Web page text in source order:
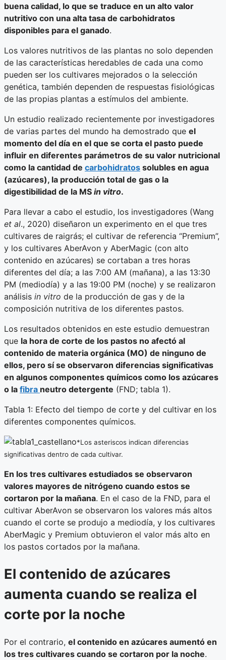
buena calidad, lo que se traduce en un alto valor
nutritivo con una alta tasa de carbohidratos
disponibles para el ganado.
Los valores nutritivos de las plantas no solo dependen
de las características heredables de cada una como
pueden ser los cultivares mejorados o la selección
genética, también dependen de respuestas fisiológicas
de las propias plantas a estímulos del ambiente.
Un estudio realizado recientemente por investigadores
de varias partes del mundo ha demostrado que el
momento del día en el que se corta el pasto puede
influir en diferentes parámetros de su valor nutricional
como la cantidad de carbohidratos solubles en agua
(azúcares), la producción total de gas o la
digestibilidad de la MS in vitro.
Para llevar a cabo el estudio, los investigadores (Wang
et al., 2020) diseñaron un experimento en el que tres
cultivares de raigrás; el cultivar de referencia “Premium”,
y los cultivares AberAvon y AberMagic (con alto
contenido en azúcares) se cortaban a tres horas
diferentes del día; a las 7:00 AM (mañana), a las 13:30
PM (mediodía) y a las 19:00 PM (noche) y se realizaron
análisis in vitro de la producción de gas y de la
composición nutritiva de los diferentes pastos.
Los resultados obtenidos en este estudio demuestran
que la hora de corte de los pastos no afectó al
contenido de materia orgánica (MO) de ninguno de
ellos, pero sí se observaron diferencias significativas
en algunos componentes químicos como los azúcares
o la fibra neutro detergente (FND; tabla 1).
Tabla 1: Efecto del tiempo de corte y del cultivar en los
diferentes componentes químicos.
*Los asteriscos indican diferencias
significativas dentro de cada cultivar.
En los tres cultivares estudiados se observaron
valores mayores de nitrógeno cuando estos se
cortaron por la mañana. En el caso de la FND, para el
cultivar AberAvon se observaron los valores más altos
cuando el corte se produjo a mediodía, y los cultivares
AberMagic y Premium obtuvieron el valor más alto en
los pastos cortados por la mañana.
El contenido de azúcares
aumenta cuando se realiza el
corte por la noche
Por el contrario, el contenido en azúcares aumentó en
los tres cultivares cuando se cortaron por la noche.